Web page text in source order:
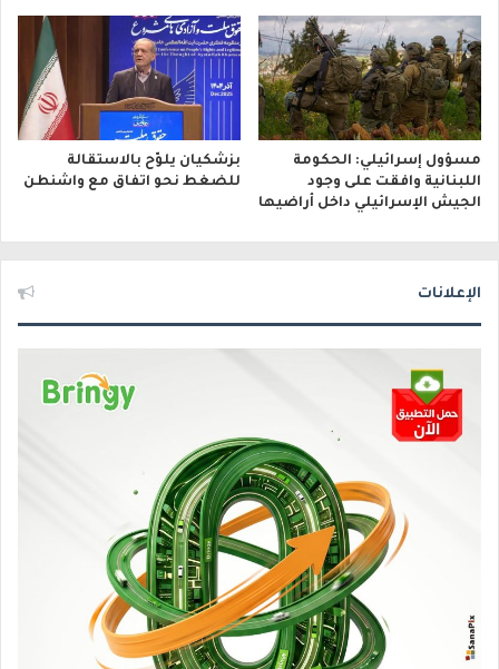
مسؤول إسرائيلي: الحكومة
اللبنانية وافقت على وجود
الجيش الإسرائيلي داخل أراضيها
بزشكيان يلوّح بالاستقالة
للضغط نحو اتفاق مع واشنطن
الإعلانات